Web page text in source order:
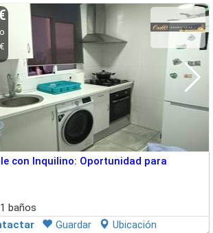
con Inquilino: Oportunidad para
1 baños
Guardar Ubicación